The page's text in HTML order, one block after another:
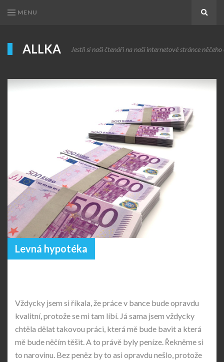
MENU
ALLKA Jestli si naši čtenáři na naší internetové stránce
Levná hypotéka
Vždycky jsem si říkala, že práce v bance bude opravdu
kvalitní, protože se mi tam líbí. Já sama jsem vždycky
chtěla dělat takovou práci, která mě bude bavit a která
mě bude něčím těšit. A to právě byly peníze. Řekněme si
to narovinu. Bez peněz by to asi opravdu nešlo, protože